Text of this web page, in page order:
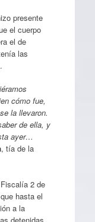
presente
el cuerpo
el de
las
cómo fue,
la llevaron.
de ella, y
ayer…
, tía de la
2 de
hasta el
a la
detenidas,